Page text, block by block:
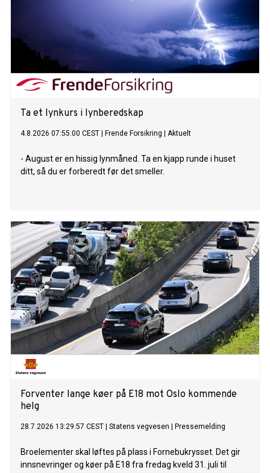
Ta et lynkurs i lynberedskap
4.8.2026 07:55:00 CEST Frende Forsikring Aktuelt
- August er en hissig lynmåned. Ta en kjapp runde i huset
ditt, så du er forberedt før det smeller.
Forventer lange køer på E18 mot Oslo kommende
helg
28.7.2026 13:29:57 CEST Statens vegvesen Pressemelding
Broelementer skal løftes på plass i Fornebukrysset. Det gir
innsnevringer og køer på E18 fra fredag kveld 31. juli til